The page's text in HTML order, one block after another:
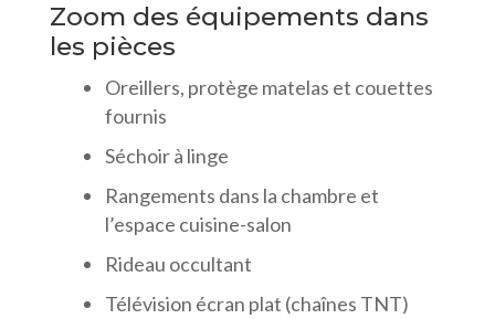
Zoom des équipements dans
les pièces
Oreillers, protège matelas et couettes
fournis
Séchoir à linge
Rangements dans la chambre et
l’espace cuisine-salon
Rideau occultant
Télévision écran plat (chaînes TNT)